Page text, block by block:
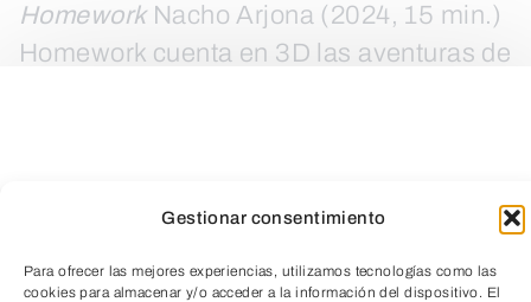
Gestionar consentimiento
Para ofrecer las mejores experiencias, utilizamos tecnologías como las
cookies para almacenar y/o acceder a la información del dispositivo. El
HomeworkNacho Arjona (2024, 15 min.)
Homework cuenta en 3D las aventuras de
dentro del colegio donde todos viven.
CastingVíctor Devesa (2024, 7 min.) Una